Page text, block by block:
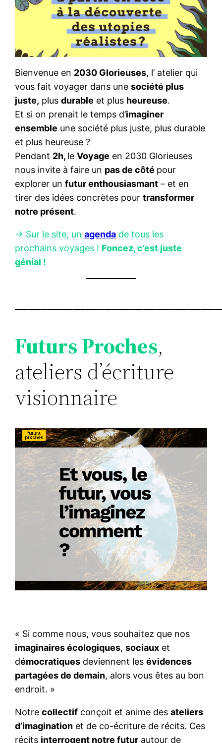
Bienvenue en 2030 Glorieuses, l’ atelier qui
vous fait voyager dans unesociété plus
juste, plusdurable et plus heureuse.
Et si on prenait le temps d’imaginer
ensemble une société plus juste, plus durable
et plus heureuse ?
Pendant 2h, leVoyage en 2030 Glorieuses
nous invite à faire un pas de côté pour
explorer unfutur enthousiasmant – et en
tirer des idées concrètes pourtransformer
notre présent.
-> Sur le site, unagenda de tous les
prochains voyages ! Foncez, c’est juste
génial !
Futurs Proches,
ateliers d’écriture
visionnaire
« Si comme nous, vous souhaitez que nos
imaginaires écologiques,sociaux et
démocratiques deviennent lesévidences
partagées de demain, alors vous êtes au bon
endroit. »
Notrecollectif conçoit et anime desateliers
d’imagination et de co-écriture de récits. Ces
récits interrogent notre futur autour de